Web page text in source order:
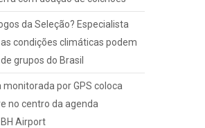
da Seleção? Especialista
condições climáticas podem
grupos do Brasil
por GPS coloca
no centro da agenda
Airport